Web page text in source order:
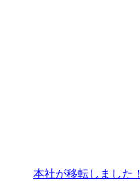
本社が移転しました！